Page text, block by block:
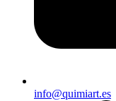
info@quimiart.es